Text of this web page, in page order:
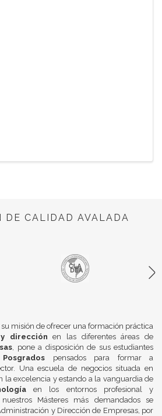
DE CALIDAD AVALADA
su misión de ofrecer una formación práctica
dirección en las diferentes áreas de
, pone a disposición de sus estudiantes
pensados para formar a
Una escuela de negocios situada en
la excelencia y estando a la vanguardia de
en los entornos profesional y
Másteres más demandados se
y Dirección de Empresas, por